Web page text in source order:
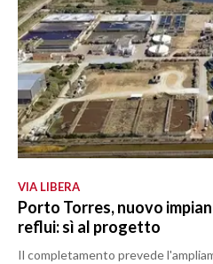
VIA LIBERA
Porto Torres, nuovo
reflui: sì al progetto
Il completamento prevede